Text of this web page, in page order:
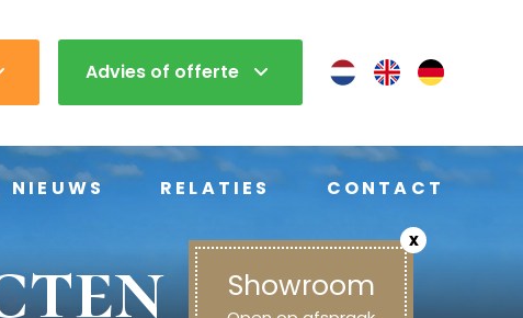
x
Showroom
Advies of offerte
NIEUWS RELATIES CONTACT